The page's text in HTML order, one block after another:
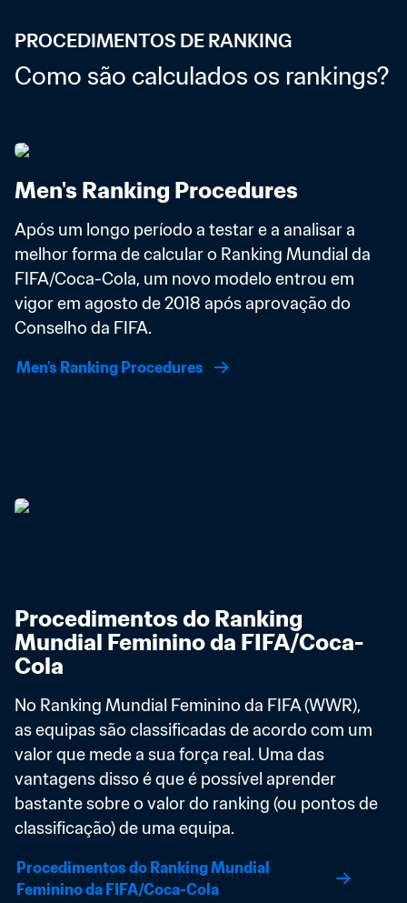
PROCEDIMENTOS DE RANKING
Como são calculados os rankings?
Men's Ranking Procedures
Após um longo período a testar e a analisar a
melhor forma de calcular o Ranking Mundial da
FIFA/Coca-Cola, um novo modelo entrou em
vigor em agosto de 2018 após aprovação do
Conselho da FIFA.
Men's Ranking Procedures
Procedimentos do Ranking
Mundial Feminino da FIFA/Coca-
Cola
No Ranking Mundial Feminino da FIFA (WWR),
as equipas são classificadas de acordo com um
valor que mede a sua força real. Uma das
vantagens disso é que é possível aprender
bastante sobre o valor do ranking (ou pontos de
classificação) de uma equipa.
Procedimentos do Ranking Mundial
Feminino da FIFA/Coca-Cola